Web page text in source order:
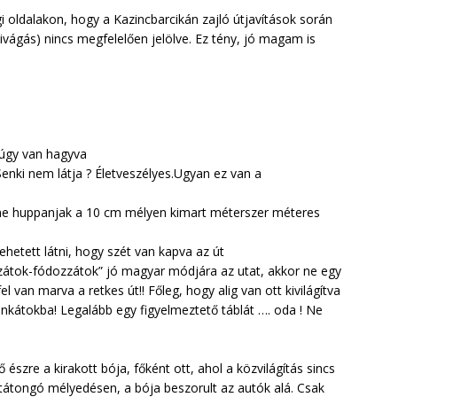
hogy a Kazincbarcikán zajló útjavítások során
nincs megfelelően jelölve. Ez tény, jó magam is
van hagyva
nem látja ? Életveszélyes.Ugyan ez van a
huppanjak a 10 cm mélyen kimart méterszer méteres
látni, hogy szét van kapva az út
fódozzátok” jó magyar módjára az utat, akkor ne egy
van marva a retkes út!! Főleg, hogy alig van ott kivilágítva
Legalább egy figyelmeztető táblát …. oda ! Ne
észre a kirakott bója, főként ott, ahol a közvilágítás sincs
mélyedésen, a bója beszorult az autók alá. Csak